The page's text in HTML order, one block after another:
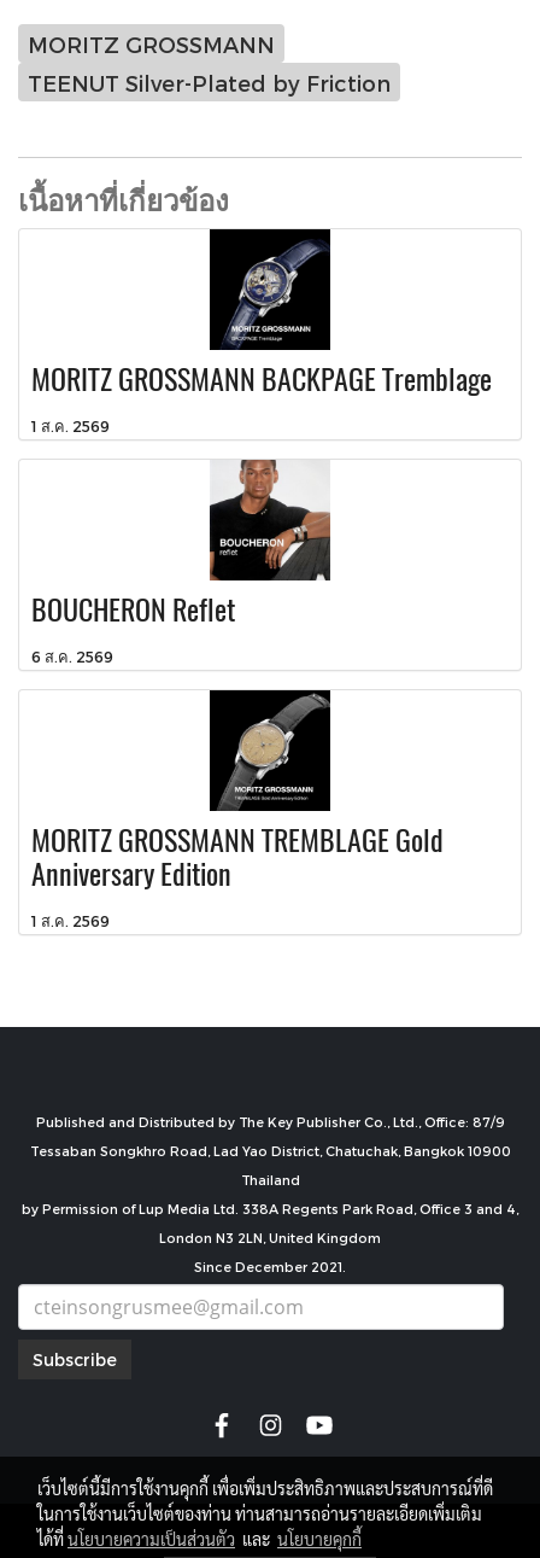
MORITZ GROSSMANN
TEENUT Silver-Plated by Friction
เนื้อหาที่เกี่ยวข้อง
MORITZ GROSSMANN BACKPAGE Tremblage
1 ส.ค. 2569
BOUCHERON Reflet
6 ส.ค. 2569
MORITZ GROSSMANN TREMBLAGE Gold
Anniversary Edition
1 ส.ค. 2569
Published and Distributed by The Key Publisher Co., Ltd., Office: 87/9
Tessaban Songkhro Road, Lad Yao District, Chatuchak, Bangkok 10900
Thailand
by Permission of Lup Media Ltd. 338A Regents Park Road, Office 3 and 4,
London N3 2LN, United Kingdom
Since December 2021.
Subscribe
copyright by
เว็บไซต์นี้มีการใช้งานคุกกี้ เพื่อเพิ่มประสิทธิภาพและประสบการณ์ที่ดี
ในการใช้งานเว็บไซต์ของท่าน ท่านสามารถอ่านรายละเอียดเพิ่มเติม
ได้ที่นโยบายความเป็นส่วนตัว และ นโยบายคุกกี้